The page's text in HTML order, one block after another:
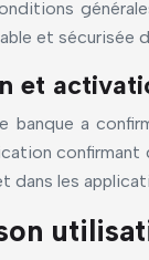
et sécurisée
et
banque a
dans les